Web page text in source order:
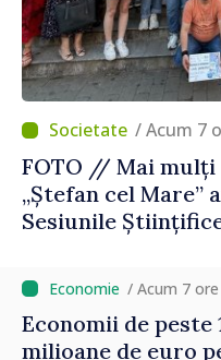
/ Acum 7
FOTO // Mai mulți
„Ștefan cel Mare”
Sesiunile
/ Acum 7 ore
Economii de peste
milioane de euro